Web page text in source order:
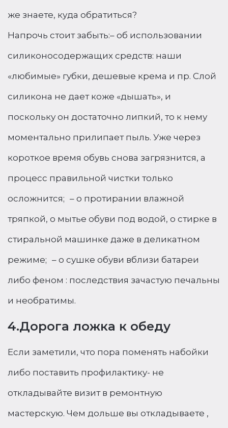
же знаете, куда обратиться?
Напрочь стоит забыть:– об использовании
силиконосодержащих средств: наши
«любимые» губки, дешевые крема и пр. Слой
силикона не дает коже «дышать», и
поскольку он достаточно липкий, то к нему
моментально прилипает пыль. Уже через
короткое время обувь снова загрязнится, а
процесс правильной чистки только
осложнится; – о протирании влажной
тряпкой, о мытье обуви под водой, о стирке в
стиральной машинке даже в деликатном
режиме; – о сушке обуви вблизи батареи
либо феном : последствия зачастую печальны
и необратимы.
4.Дорога ложка к обеду
Если заметили, что пора поменять набойки
либо поставить профилактику- не
откладывайте визит в ремонтную
мастерскую. Чем дольше вы откладываете ,